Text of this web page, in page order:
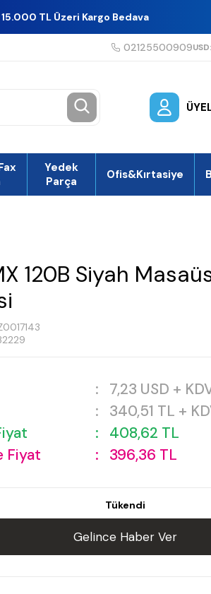
TL Üzeri Kargo Bedava
02125500909USD:
Yedek
Parça
Ofis&Kırtasiye
120B Siyah
: 7,23 USD +
: 340,51 TL +
: 408,62 TL
Fiyat
: 396,36 TL
Tükendi
Gelince Haber Ver